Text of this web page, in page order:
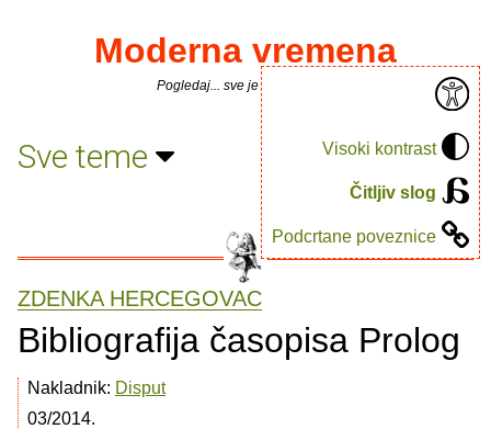
Visoki kontrast
Čitljiv slog
Podcrtane poveznice
Moderna vremena
Pogledaj... sve je puno knjiga.
Sve teme
ZDENKA HERCEGOVAC
Bibliografija časopisa Prolog
Nakladnik: Disput
03/2014.